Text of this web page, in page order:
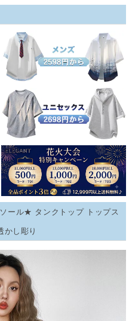
ール★ タンクトップ トップス
かし彫り